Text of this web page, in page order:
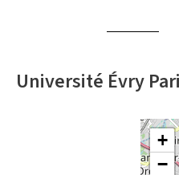
Université Évry
+
−